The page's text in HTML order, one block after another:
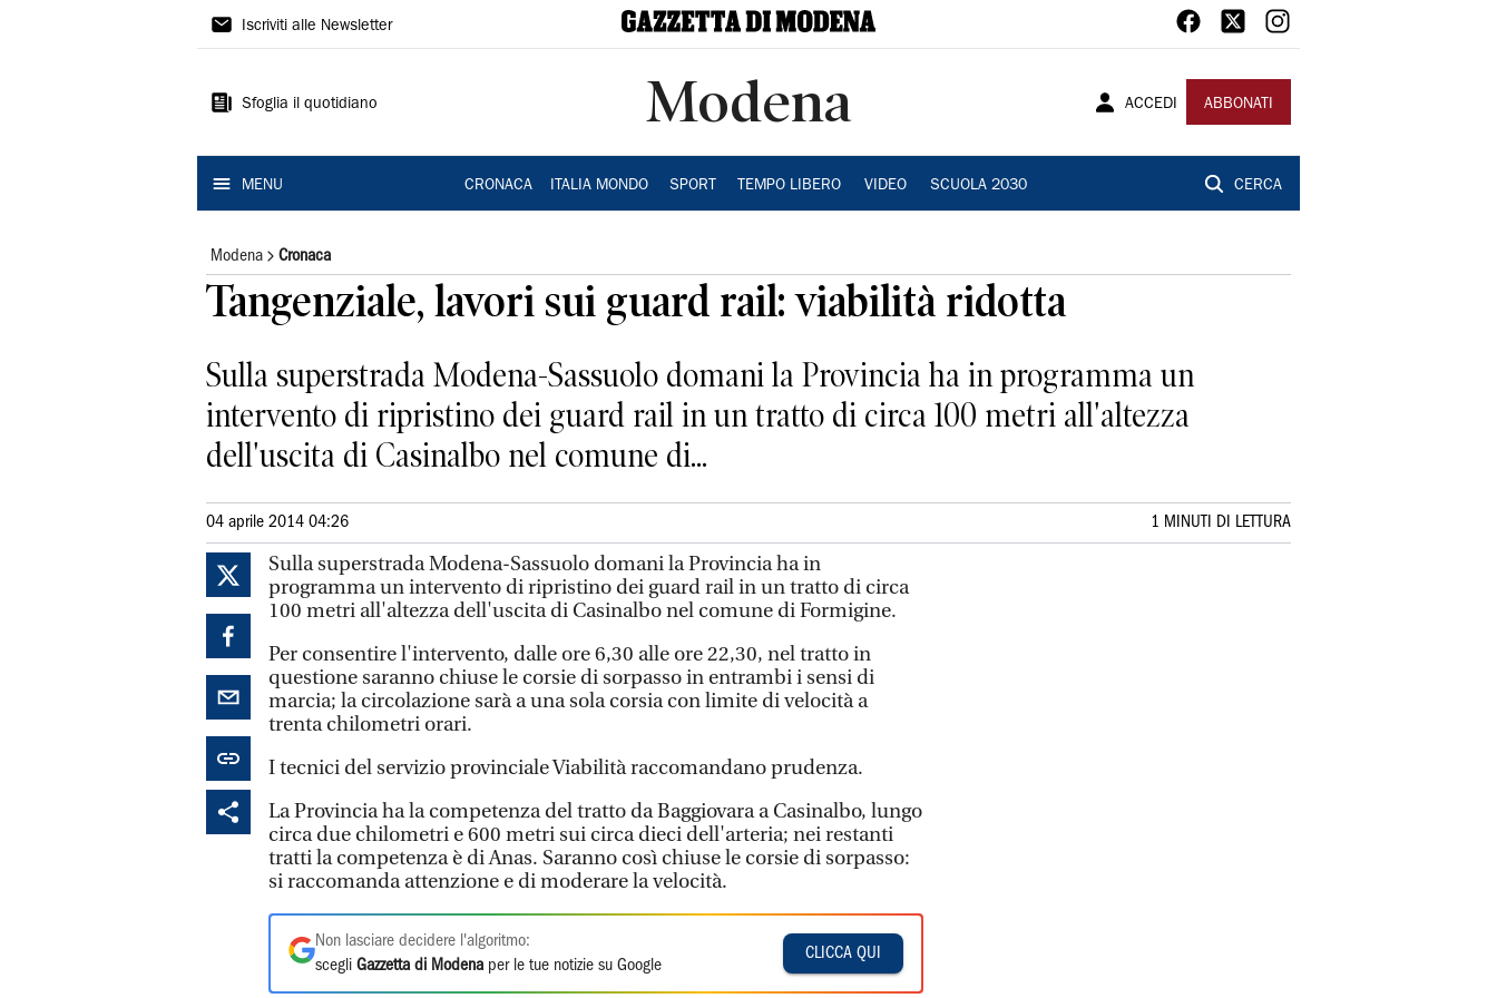
Gazzetta
Modena
Iscriviti alle Newsletter
Sfoglia il quotidiano Modena ACCEDI ABBONATI
MENU CRONACA ITALIA MONDO SPORT TEMPO LIBERO VIDEO SCUOLA 2030 CERCA
Modena Cronaca
Tangenziale, lavori sui guard rail: viabilità ridotta
Sulla superstrada Modena-Sassuolo domani la Provincia ha in programma un
intervento di ripristino dei guard rail in un tratto di circa 100 metri all'altezza
dell'uscita di Casinalbo nel comune di...
04 aprile 2014 04:26 1 MINUTI DI LETTURA
Sulla superstrada Modena-Sassuolo domani la Provincia ha in
programma un intervento di ripristino dei guard rail in un tratto di circa
100 metri all'altezza dell'uscita di Casinalbo nel comune di Formigine.
Per consentire l'intervento, dalle ore 6,30 alle ore 22,30, nel tratto in
questione saranno chiuse le corsie di sorpasso in entrambi i sensi di
marcia; la circolazione sarà a una sola corsia con limite di velocità a
trenta chilometri orari.
I tecnici del servizio provinciale Viabilità raccomandano prudenza.
La Provincia ha la competenza del tratto da Baggiovara a Casinalbo, lungo
circa due chilometri e 600 metri sui circa dieci dell'arteria; nei restanti
tratti la competenza è di Anas. Saranno così chiuse le corsie di sorpasso:
si raccomanda attenzione e di moderare la velocità.
Non lasciare decidere l'algoritmo:
scegli Gazzetta di Modena per le tue notizie su Google
CLICCA QUI